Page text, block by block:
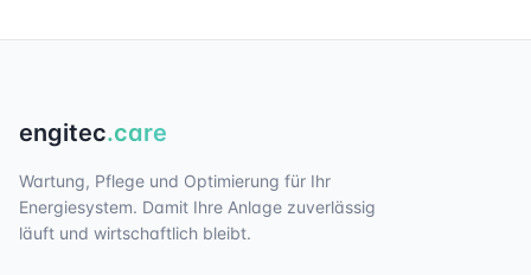
engitec.care
Wartung, Pflege und Optimierung für Ihr
Energiesystem. Damit Ihre Anlage zuverlässig
läuft und wirtschaftlich bleibt.